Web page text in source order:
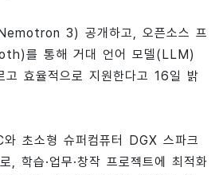
3) 공개하고, 오픈소스 프
를 통해 거대 언어 모델(LLM)
고 효율적으로 지원한다고 16일 밝
초소형 슈퍼컴퓨터 DGX 스파크
학습·업무·창작 프로젝트에 최적화